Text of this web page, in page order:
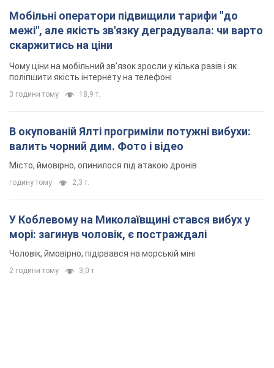
Мобільні оператори підвищили тарифи "до
межі", але якість зв'язку деградувала: чи варто
скаржитись на ціни
Чому ціни на мобільний зв'язок зросли у кілька разів і як
поліпшити якість інтернету на телефоні
3 години тому 18,9 т.
В окупованій Ялті прогриміли потужні вибухи:
валить чорний дим. Фото і відео
Місто, ймовірно, опинилося під атакою дронів
годину тому 2,3 т.
У Коблевому на Миколаївщині стався вибух у
морі: загинув чоловік, є постраждалі
Чоловік, ймовірно, підірвався на морській міні
2 години тому 3,0 т.